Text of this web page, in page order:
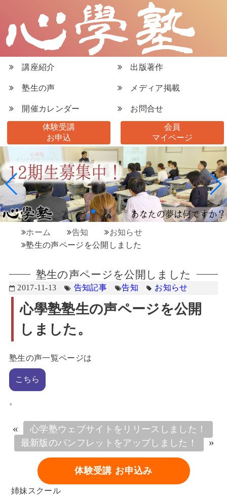
講座紹介 出版著作
塾生の声 メディア掲載
開催カレンダー お問合せ
体験受講
お申込
会員
マイページ
ホーム 告知
お知らせ
塾生の声ページを公開しました
塾生の声ページを公開しました
2017-11-13 告知記事 告知 お知らせ
心學塾塾生の声ページを公開
しました。
塾生の声一覧ページは
こちら
。
«
心学塾ウェブサイトをリリースしました！
最新版のパンフレットをアップしました！
»
体験受講 お申込み
姉妹スクール